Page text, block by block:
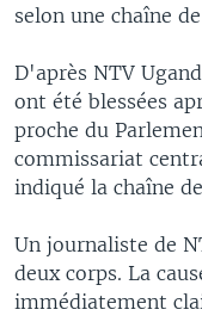
selon une chaîne
D'après NTV
ont été blessées
proche du
commissariat
indiqué la chaîne
Un journaliste de
deux corps. La
immédiatement